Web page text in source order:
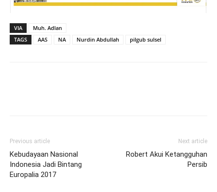
VIA
Muh. Adlan
TAGS
AAS NA Nurdin Abdullah pilgub sulsel
Previous article
Kebudayaan Nasional
Indonesia Jadi Bintang
Europalia 2017
Next article
Robert Akui Ketangguhan
Persib